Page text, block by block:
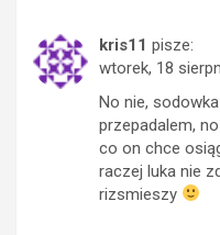
kris11 pisze:
wtorek, 18
No nie,
przepadalem,
co on chce
raczej luka nie
rizsmieszy